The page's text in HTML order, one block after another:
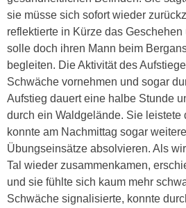
sie müsse sich sofort wieder
reflektierte in Kürze das
solle doch ihren Mann beim
begleiten. Die Aktivität des
Schwäche vornehmen und sogar
Aufstieg dauert eine halbe Stunde
durch ein Waldgelände. Sie leistete
konnte am Nachmittag sogar
Übungseinsätze absolvieren. Als
Tal wieder zusammenkamen,
und sie fühlte sich kaum mehr
Schwäche signalisierte, konnte